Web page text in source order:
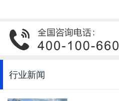
行业新闻